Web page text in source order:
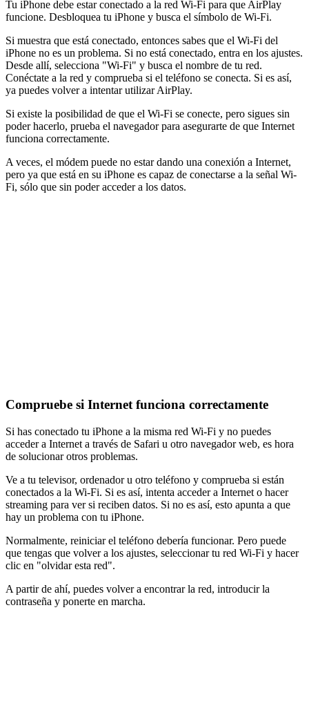
Tu iPhone debe estar conectado a la red Wi-Fi para que AirPlay
funcione. Desbloquea tu iPhone y busca el símbolo de Wi-Fi.
Si muestra que está conectado, entonces sabes que el Wi-Fi del
iPhone no es un problema. Si no está conectado, entra en los ajustes.
Desde allí, selecciona "Wi-Fi" y busca el nombre de tu red.
Conéctate a la red y comprueba si el teléfono se conecta. Si es así,
ya puedes volver a intentar utilizar AirPlay.
Si existe la posibilidad de que el Wi-Fi se conecte, pero sigues sin
poder hacerlo, prueba el navegador para asegurarte de que Internet
funciona correctamente.
A veces, el módem puede no estar dando una conexión a Internet,
pero ya que está en su iPhone es capaz de conectarse a la señal Wi-
Fi, sólo que sin poder acceder a los datos.
Compruebe si Internet funciona correctamente
Si has conectado tu iPhone a la misma red Wi-Fi y no puedes
acceder a Internet a través de Safari u otro navegador web, es hora
de solucionar otros problemas.
Ve a tu televisor, ordenador u otro teléfono y comprueba si están
conectados a la Wi-Fi. Si es así, intenta acceder a Internet o hacer
streaming para ver si reciben datos. Si no es así, esto apunta a que
hay un problema con tu iPhone.
Normalmente, reiniciar el teléfono debería funcionar. Pero puede
que tengas que volver a los ajustes, seleccionar tu red Wi-Fi y hacer
clic en "olvidar esta red".
A partir de ahí, puedes volver a encontrar la red, introducir la
contraseña y ponerte en marcha.